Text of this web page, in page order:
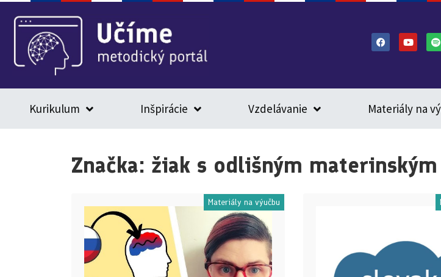
Kurikulum Inšpirácie Vzdelávanie Materiály na
Značka: žiak s odlišným
Materiály na výučbu